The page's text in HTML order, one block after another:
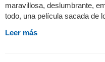
maravillosa, deslumbrante,
todo, una película sacada de
Leer más